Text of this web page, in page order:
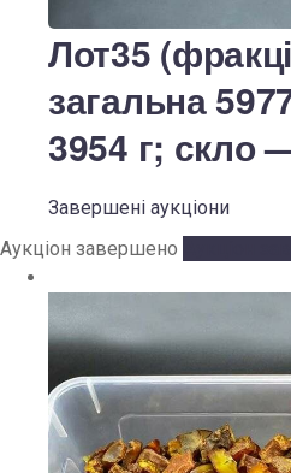
Лот35
загальна
3954 г; скло
Завершені аукціони
Аукціон завершено